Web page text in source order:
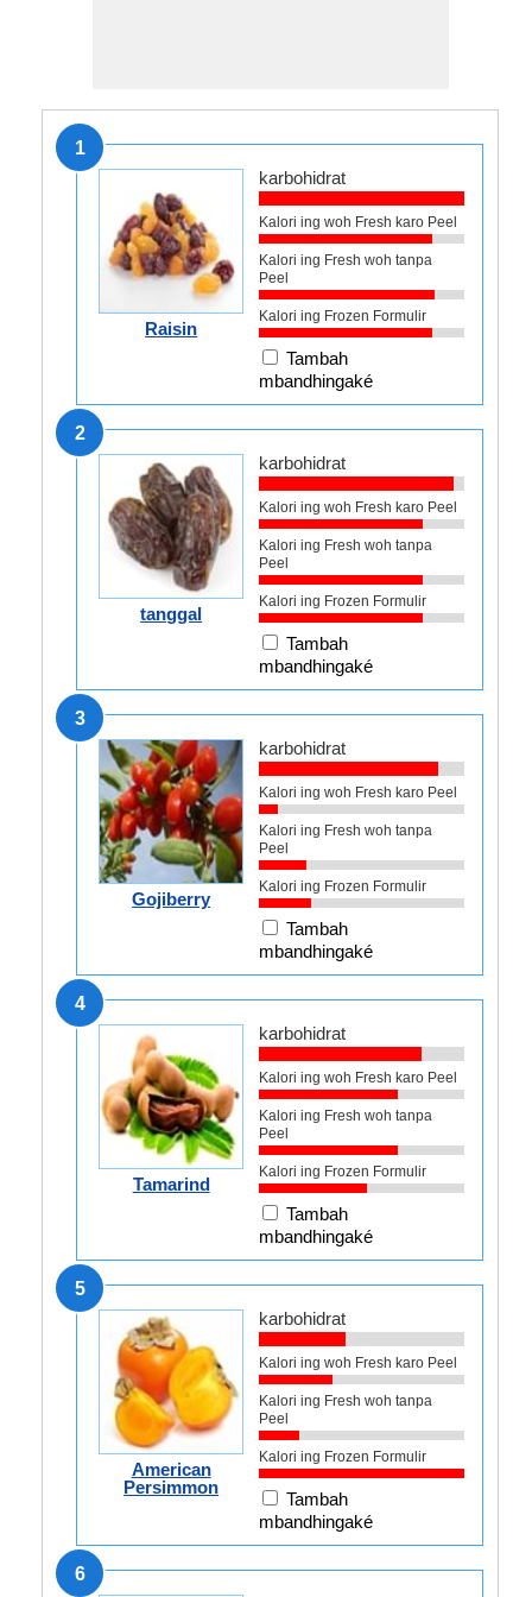
1
Raisin
karbohidrat
Kalori ing woh Fresh karo Peel
Kalori ing Fresh woh tanpa
Peel
Kalori ing Frozen Formulir
Tambah
mbandhingaké
2
tanggal
karbohidrat
Kalori ing woh Fresh karo Peel
Kalori ing Fresh woh tanpa
Peel
Kalori ing Frozen Formulir
Tambah
mbandhingaké
3
Gojiberry
karbohidrat
Kalori ing woh Fresh karo Peel
Kalori ing Fresh woh tanpa
Peel
Kalori ing Frozen Formulir
Tambah
mbandhingaké
4
Tamarind
karbohidrat
Kalori ing woh Fresh karo Peel
Kalori ing Fresh woh tanpa
Peel
Kalori ing Frozen Formulir
Tambah
mbandhingaké
5
American
Persimmon
karbohidrat
Kalori ing woh Fresh karo Peel
Kalori ing Fresh woh tanpa
Peel
Kalori ing Frozen Formulir
Tambah
mbandhingaké
6